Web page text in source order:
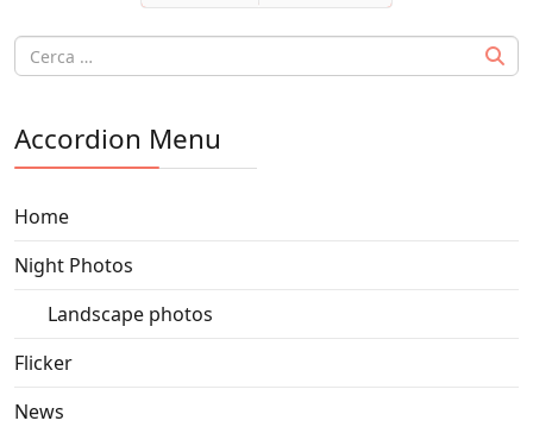
Prec Avanti
Accordion Menu
Home
Night Photos
Landscape photos
Flicker
News